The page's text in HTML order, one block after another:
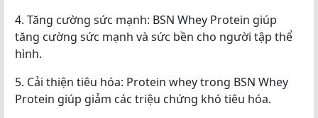
4. Tăng cường sức mạnh: BSN Whey Protein giúp
tăng cường sức mạnh và sức bền cho người tập thể
hình.
5. Cải thiện tiêu hóa: Protein whey trong BSN Whey
Protein giúp giảm các triệu chứng khó tiêu hóa.